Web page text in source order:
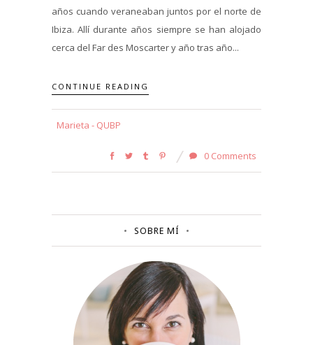
años cuando veraneaban juntos por el norte de
Ibiza. Allí durante años siempre se han alojado
cerca del Far des Moscarter y año tras año...
CONTINUE READING
Marieta - QUBP
0 Comments
SOBRE MÍ